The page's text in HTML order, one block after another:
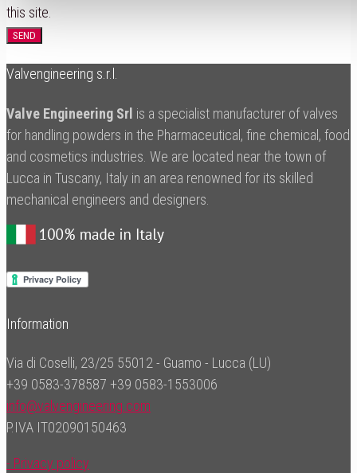
this site.
Valvengineering s.r.l.
Valve Engineering Srl is a specialist manufacturer of valves
for handling powders in the Pharmaceutical, fine chemical, food
and cosmetics industries. We are located near the town of
Lucca in Tuscany, Italy in an area renowned for its skilled
mechanical engineers and designers.
Information
Via di Coselli, 23/25 55012 - Guamo - Lucca (LU)
+39 0583-378587 +39 0583-1553006
info@valvengineering.com
P.IVA IT02090150463
- Privacy policy